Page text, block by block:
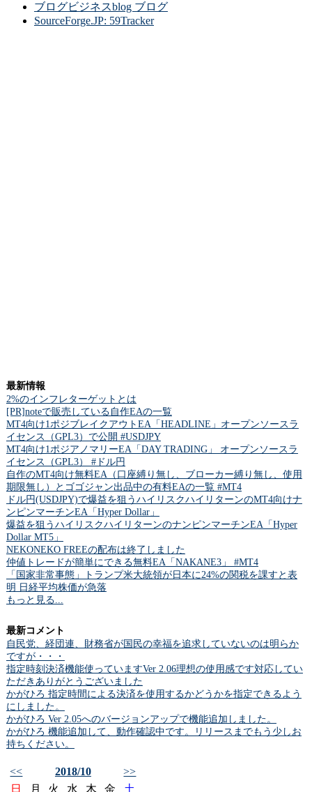
ブログビジネスblog ブログ
SourceForge.JP: 59Tracker
最新情報
2%のインフレターゲットとは
[PR]noteで販売している自作EAの一覧
MT4向け1ポジブレイクアウトEA「HEADLINE」オープンソースラ
イセンス（GPL3）で公開 #USDJPY
MT4向け1ポジアノマリーEA「DAY TRADING」 オープンソースラ
イセンス（GPL3） #ドル円
自作のMT4向け無料EA（口座縛り無し、ブローカー縛り無し、使用
期限無し）とゴゴジャン出品中の有料EAの一覧 #MT4
ドル円(USDJPY)で爆益を狙うハイリスクハイリターンのMT4向けナ
ンピンマーチンEA「Hyper Dollar」
爆益を狙うハイリスクハイリターンのナンピンマーチンEA「Hyper
Dollar MT5」
NEKONEKO FREEの配布は終了しました
仲値トレードが簡単にできる無料EA「NAKANE3」 #MT4
「国家非常事態」トランプ米大統領が日本に24%の関税を課すと表
明 日経平均株価が急落
もっと見る...
最新コメント
自民党、経団連、財務省が国民の幸福を追求していないのは明らか
ですが・・・
指定時刻決済機能使っていますVer 2.06理想の使用感です対応してい
ただきありがとうございました
かがひろ 指定時間による決済を使用するかどうかを指定できるよう
にしました。
かがひろ Ver 2.05へのバージョンアップで機能追加しました。
かがひろ 機能追加して、動作確認中です。リリースまでもう少しお
持ちください。
<< 2018/10
>>
日
月 火 水 木 金 土